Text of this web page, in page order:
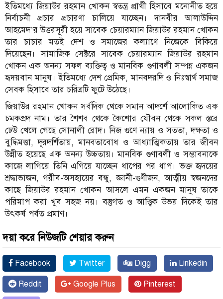
ইতিমধ্যে জিয়াউর রহমান খোকন স্বতন্ত্র প্রার্থী হিসাবে মনোনীত হয়ে
নির্বাচনী প্রচার প্রচারণা চালিয়ে যাচ্ছেন। দানবীর আলাউদ্দিন
আহমেদ’র উত্তরসূরী হয়ে সাবেক চেয়ারম্যান জিয়াউর রহমান খোকন
তার চাচার মতই দেশ ও সমাজের কল্যাণে নিজেকে বিকিয়ে
দিয়েছেন। সামাজিক সেক্টরে সাবেক চেয়ারম্যান জিয়াউর রহমান
খোকন এক অনন্য সফল ব্যক্তিত্ব ও মানবিক গুণাবলী সম্পন্ন একজন
হৃদয়বান মানুষ। ইতিমধ্যে দেশ প্রেমিক, মানবদরদি ও নিঃস্বার্থ সমাজ
সেবক হিসাবে তার চরিত্রটি ফুটে উঠেছে।
জিয়াউর রহমান খোকন সর্বদিক থেকে সমান আদর্শে আলোকিত এক
চমকপ্রদ নাম। তার শৈশব থেকে কৈশোর যৌবন থেকে সকল স্তরে
ঢেউ খেলে গেছে সোনালী রোদ। নিজ গুণে ন্যায় ও সততা, দক্ষতা ও
বুদ্ধিমত্তা, দূরদর্শিতায়, মানবতাবোধ ও আধ্যাত্মিকতায় তার জীবন
উন্নীত হয়েছে এক অনন্য উচ্চতায়। মানবিক গুণাবলী ও সম্ভাবনাকে
কাজে লাগিয়ে তিনি এগিয়ে যাচ্ছেন ধাপের পর ধাপ। ভক্ত হৃদয়ের
শ্রদ্ধাভাজন, গরীব-অসহায়ের বন্ধু, জ্ঞানী-গুণীজন, আত্মীয় স্বজনদের
কাছে জিয়াউর রহমান খোকন আসলে এমন একজন মানুষ তাকে
পরিমাপ করা খুব সহজ নয়। বস্তুগত ও আত্ত্বিক উভয় দিকেই তার
উৎকর্ষ পর্বত প্রমাণ।
দয়া করে নিউজটি শেয়ার করুন
Facebook Twitter Digg Linkedin
Reddit Google Plus Pinterest